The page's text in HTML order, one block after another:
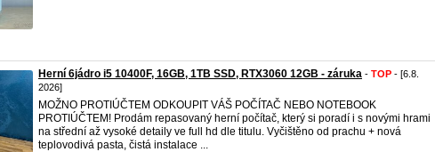
Herní 6jádro i5 10400F, 16GB, 1TB SSD, RTX3060 12GB - záruka - TOP - [6.8.
2026]
MOŽNO PROTIÚČTEM ODKOUPIT VÁŠ POČÍTAČ NEBO NOTEBOOK
PROTIÚČTEM! Prodám repasovaný herní počítač, který si poradí i s novými hrami
na střední až vysoké detaily ve full hd dle titulu. Vyčištěno od prachu + nová
teplovodivá pasta, čistá instalace ...